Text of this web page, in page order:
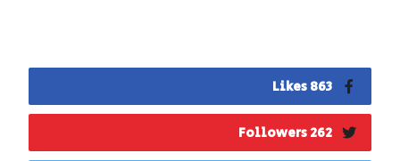
863 Likes
262 Followers